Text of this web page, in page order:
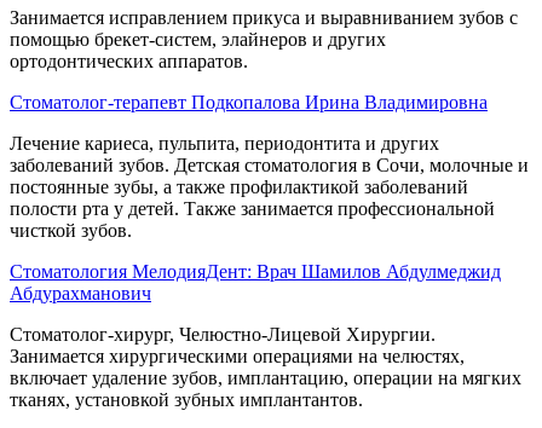
Занимается исправлением прикуса и выравниванием зубов с
помощью брекет-систем, элайнеров и других
ортодонтических аппаратов.
Стоматолог-терапевт Подкопалова Ирина Владимировна
Лечение кариеса, пульпита, периодонтита и других
заболеваний зубов. Детская стоматология в Сочи, молочные и
постоянные зубы, а также профилактикой заболеваний
полости рта у детей. Также занимается профессиональной
чисткой зубов.
Стоматология МелодияДент: Врач Шамилов Абдулмеджид
Абдурахманович
Стоматолог-хирург, Челюстно-Лицевой Хирургии.
Занимается хирургическими операциями на челюстях,
включает удаление зубов, имплантацию, операции на мягких
тканях, установкой зубных имплантантов.